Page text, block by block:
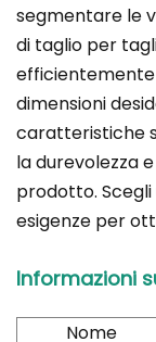
segmentare le
di taglio per
dimensioni
caratteristiche
la durevolezza
prodotto.
esigenze per
Informazioni
Nome